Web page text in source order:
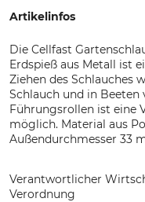
Artikelinfos
Die Cellfast
Erdspieß aus Metall ist
Ziehen des Schlauches
Schlauch und in Beeten
Führungsrollen ist eine
möglich. Material aus
Außendurchmesser 33
Verantwortlicher
Verordnung